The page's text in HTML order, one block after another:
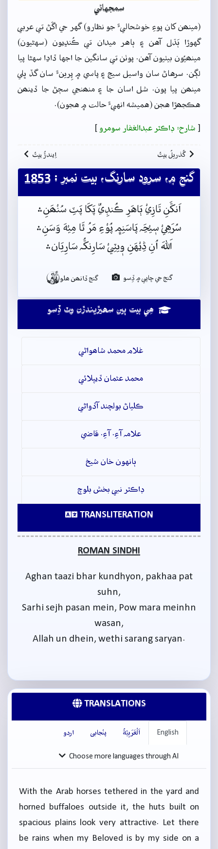
سمجهاڻي
(مينھن کان پوءِ خوشحاليءَ جو نظارو) گهر جي اڱڻ تي عربي
گهوڙا ٻَڌل آهن ۽ ٻاهر ميدان تي ڪُنڍيون (سهڻيون)
مينھيُون بيٺيون آهن. پوٺن تي سانگين جا اجها ڏاڍا سهڻا پيا
لڳن. سرهاڻ سان واسيل سيج ۽ پاسي ۾ پِرينءَ سان گڏ ڀلي
مينھن پيا پون. شل اسان جا ۽ منھنجي سڄڻ جا ڏينھن
هڪجھڙا هجن (هميشه انهيءَ حالت ۾ هجون).
[ شارح: ڊاڪٽر عبدالغفار سومرو ]
گُذريلُ بيتُ اِيندڙُ بيتُ
گنج ۾، سرود سارنگ، بيت نمبر : 1853
اَنکَّنِ تَازِيْ ٻَاهَرِ ڪُنڊِيٌ پَکَا پَٽِ سُنْھَنِ﮶
سُرَهِيْ سٖيْڃَہ پَاسَنِم﮼ پُوْءِ مَرُ ٿَا مِيْهَ وَسَنِ﮶
اَللہَ اُنِ ڎِيْهَنِ وٖيٽِيْ سَارِنکُّہ سَارِيَان﮶
گنج جي ڇاپي ۾ ڏِسو گنج ڏانھن ھلو
ھِي بيت ٻين سھيڙيندڙن وٽ ڏِسو
غلام محمد شاھواڻي
محمد عثمان ڏيپلائي
ڪلياڻ بولچند آڏواڻي
علامہ آءِ. آءِ. قاضي
ٻانهون خان شيخ
ڊاڪٽر نبي بخش بلوچ
TRANSLITERATION
ROMAN SINDHI
Aghan taazi bhar kundhyon, pakhaa pat
suhn,
Sarhi sejh pasan mein, Pow mara meinhn
wasan,
Allah un dhein, wethi sarang saryan.
TRANSLATIONS
English اَلْعَرَبِيَّةُ پنْجابی اردو
Choose more languages through AI
With the Arab horses tethered in the yard and
horned buffaloes outside it, the huts built on
spacious plains look very attractive. Let there
be rains when my Beloved is by my side on a